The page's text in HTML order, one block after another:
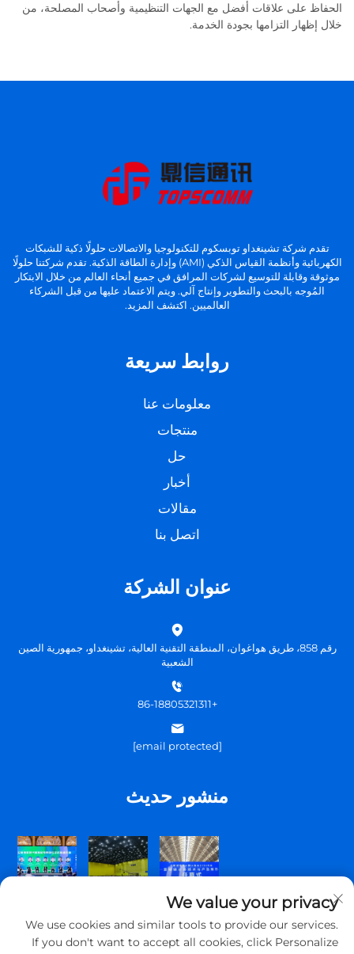
الحفاظ على علاقات أفضل مع الجهات التنظيمية وأصحاب المصلحة، من
خلال إظهار التزامها بجودة الخدمة.
تقدم شركة تشينغداو توبسكوم للتكنولوجيا والاتصالات حلولًا ذكية للشبكات
الكهربائية وأنظمة القياس الذكي (AMI) وإدارة الطاقة الذكية. تقدم شركتنا حلولًا
موثوقة وقابلة للتوسيع لشركات المرافق في جميع أنحاء العالم من خلال الابتكار
المُوجه بالبحث والتطوير وإنتاج آلي. ويتم الاعتماد عليها من قبل الشركاء
العالميين. اكتشف المزيد.
روابط سريعة
معلومات عنا
منتجات
حل
أخبار
مقالات
اتصل بنا
عنوان الشركة
رقم 858، طريق هواغوان، المنطقة التقنية العالية، تشينغداو، جمهورية الصين
الشعبية
+86-18805321311
[email protected]
منشور حديث
We value your privacy
We use cookies and similar tools to provide our services.
If you don't want to accept all cookies, click Personalize